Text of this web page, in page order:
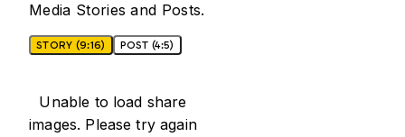
Media Stories and Posts.
STORY (9:16) POST (4:5)
Unable to load share
images. Please try again